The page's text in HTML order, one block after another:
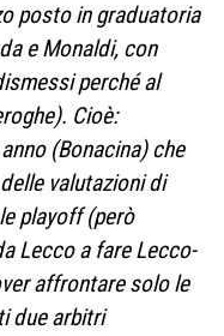
posto in graduatoria
e Monaldi, con
perché al
Cioè:
(Bonacina) che
valutazioni di
playoff (però
Lecco a fare Lecco-
affrontare solo le
due arbitri